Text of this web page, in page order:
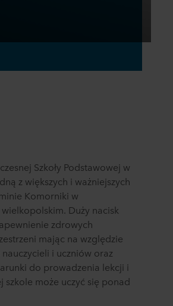
Szkoły Podstawowej w
z większych i ważniejszych
Komorniki w
Duży nacisk
zdrowych
mając na względzie
i uczniów oraz
do prowadzenia lekcji i
szkole może uczyć się ponad